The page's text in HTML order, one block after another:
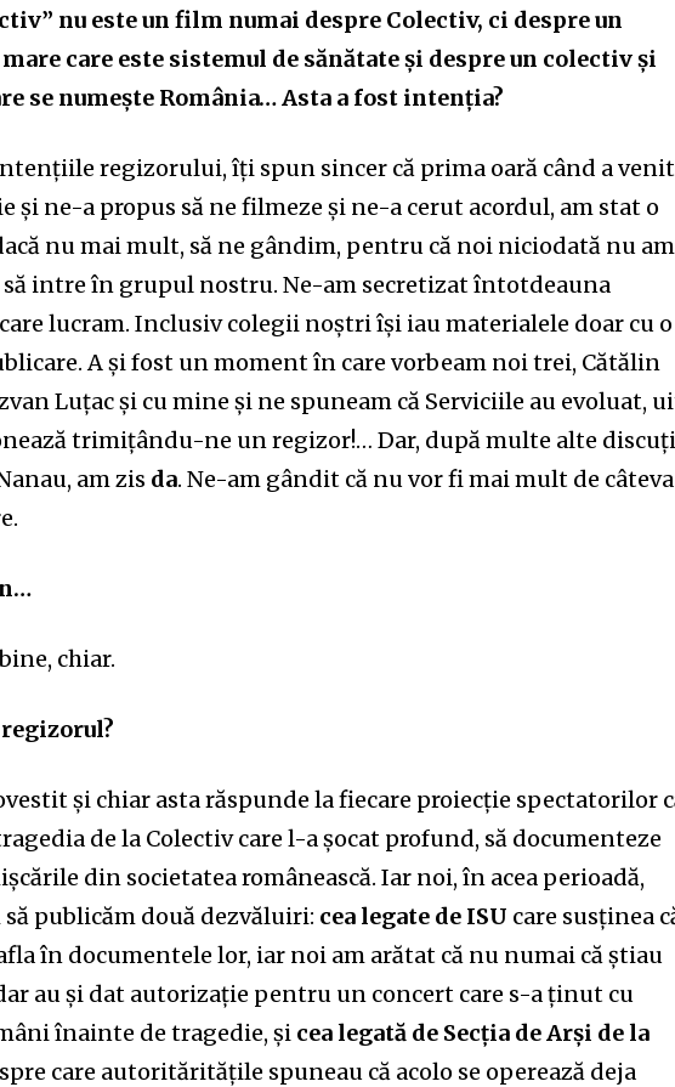
nu este un film numai despre Colectiv, ci despre un
care este sistemul de sănătate și despre un colectiv și
se numește România… Asta a fost intenția?
regizorului, îți spun sincer că prima oară când a
și ne-a propus să ne filmeze și ne-a cerut acordul, am stat o
nu mai mult, să ne gândim, pentru că noi niciodată nu am
intre în grupul nostru. Ne-am secretizat întotdeauna
lucram. Inclusiv colegii noștri își iau materialele doar cu
A și fost un moment în care vorbeam noi trei, Cătălin
Luțac și cu mine și ne spuneam că Serviciile au evoluat,
trimițându-ne un regizor!… Dar, după multe alte
am zis da. Ne-am gândit că nu vor fi mai mult de câteva
chiar.
și chiar asta răspunde la fiecare proiecție spectatorilor
de la Colectiv care l-a șocat profund, să documenteze
din societatea românească. Iar noi, în acea perioadă,
publicăm două dezvăluiri: cea legate de ISU care susținea
în documentele lor, iar noi am arătat că nu numai că știau
au și dat autorizație pentru un concert care s-a ținut cu
înainte de tragedie, și cea legată de Secția de Arși de la
care autorităritățile spuneau că acolo se operează deja